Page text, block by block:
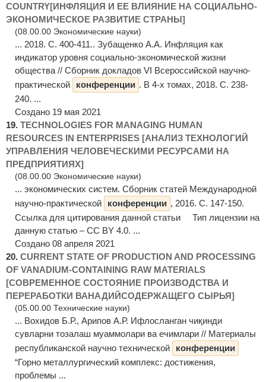
COUNTRY[ИНФЛЯЦИЯ И ЕЕ ВЛИЯНИЕ НА СОЦИАЛЬНО-
ЭКОНОМИЧЕСКОЕ РАЗВИТИЕ СТРАНЫ]
(08.00.00 Экономические науки)
... 2018. С. 400-411.. Зубащенко А.А. Инфляция как
индикатор уровня социально-экономической жизни
общества // Сборник докладов VI Всероссийской научно-
практической
конференции . В 4-х томах, 2018. С. 238-
240. ...
Создано 19 мая 2021
19. TECHNOLOGIES FOR MANAGING HUMAN
RESOURCES IN ENTERPRISES [АНАЛИЗ ТЕХНОЛОГИЙ
УПРАВЛЕНИЯ ЧЕЛОВЕЧЕСКИМИ РЕСУРСАМИ НА
ПРЕДПРИЯТИЯХ]
(08.00.00 Экономические науки)
... экономических систем. Cборник статей Международной
научно-практической
конференции , 2016. С. 147-150.
Ссылка для цитирования данной статьи Тип лицензии на
данную статью – CC BY 4.0. ...
Создано 08 апреля 2021
20. CURRENT STATE OF PRODUCTION AND PROCESSING
OF VANADIUM-CONTAINING RAW MATERIALS
[СОВРЕМЕННОЕ СОСТОЯНИЕ ПРОИЗВОДСТВА И
ПЕРЕРАБОТКИ ВАНАДИЙСОДЕРЖАЩЕГО СЫРЬЯ]
(05.00.00 Технические науки)
... Вохидов Б.Р., Арипов А.Р. Ифлосланган чиқинди
сувларни тозалаш муаммолари ва ечимлари // Материалы
республиканской научно технической
конференции
“Горно металлургический комплекс: достижения,
проблемы ...